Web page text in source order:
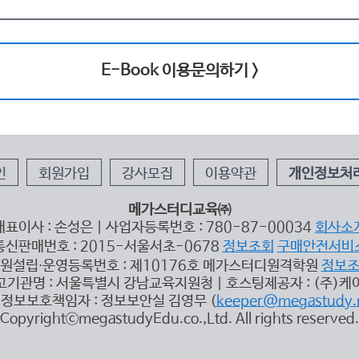
E-Book 이용문의하기 >
회원가입 강사모집 이용약관 개인정보처
메가스터디교육㈜
표이사 : 손성은 | 사업자등록번호 : 780-87-00034 회사소
신판매번호 : 2015-서울서초-0678 정보조회 구매안전서비
설립∙운영등록번호 : 제10176호 메가스터디원격학원 정보
기관명 : 서울특별시 강남교육지원청 | 호스팅제공자 : (주)케
보보호책임자 : 정보보안실 김영무 (
CopyrightⓒmegastudyEdu.co.,Ltd. All rights reserved.